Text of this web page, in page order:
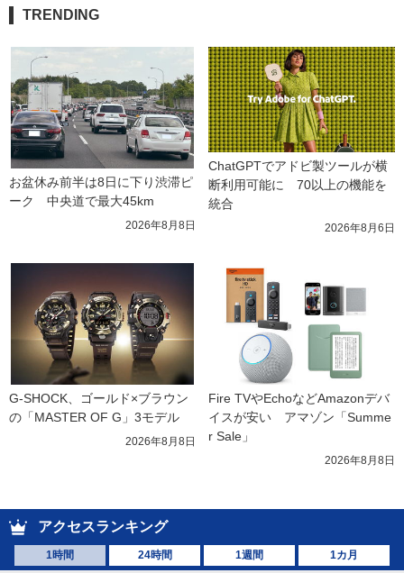
TRENDING
お盆休み前半は8日に下り渋滞ピ
ーク　中央道で最大45km
2026年8月8日
ChatGPTでアドビ製ツールが横
断利用可能に　70以上の機能を
統合
2026年8月6日
G-SHOCK、ゴールド×ブラウン
の「MASTER OF G」3モデル
2026年8月8日
Fire TVやEchoなどAmazonデバ
イスが安い　アマゾン「Summe
r Sale」
2026年8月8日
アクセスランキング
1時間 24時間 1週間 1カ月